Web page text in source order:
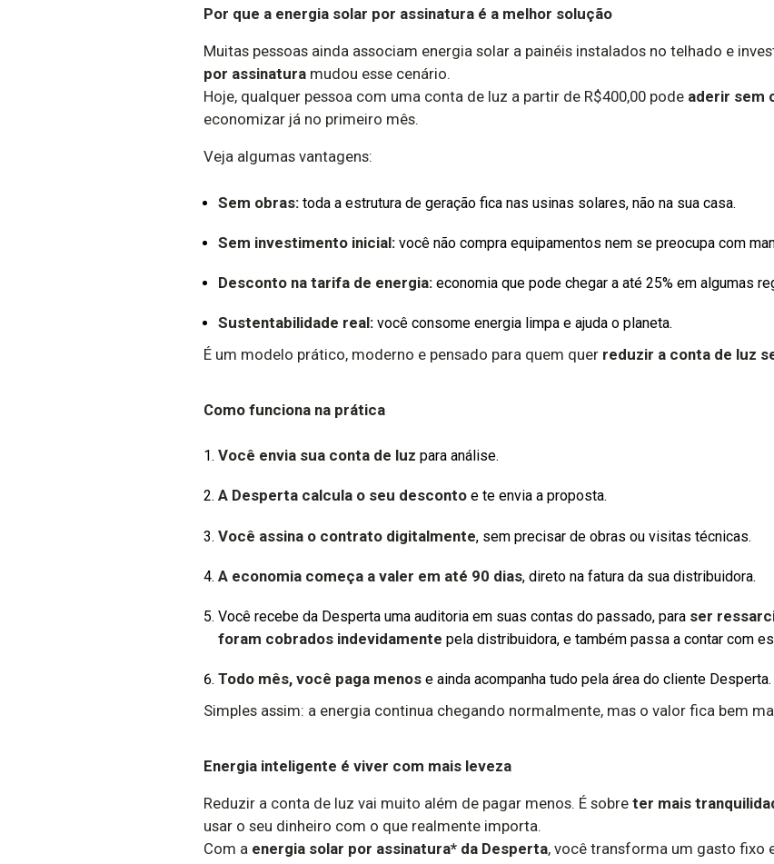
Por que a energia solar por assinatura é a melhor solução
Muitas pessoas ainda associam energia solar a painéis instalados no telhado e
por assinatura mudou esse cenário.
Hoje, qualquer pessoa com uma conta de luz a partir de R$400,00 pode aderir sem
economizar já no primeiro mês.
Veja algumas vantagens:
Sem obras: toda a estrutura de geração fica nas usinas solares, não na sua casa.
Sem investimento inicial: você não compra equipamentos nem se preocupa com
Desconto na tarifa de energia: economia que pode chegar a até 25% em algumas
Sustentabilidade real: você consome energia limpa e ajuda o planeta.
É um modelo prático, moderno e pensado para quem quer reduzir a conta de luz
Como funciona na prática
Você envia sua conta de luz para análise.
A Desperta calcula o seu desconto e te envia a proposta.
Você assina o contrato digitalmente, sem precisar de obras ou visitas técnicas.
A economia começa a valer em até 90 dias, direto na fatura da sua distribuidora.
Você recebe da Desperta uma auditoria em suas contas do passado, para ser
foram cobrados indevidamente pela distribuidora, e também passa a contar com
Todo mês, você paga menos e ainda acompanha tudo pela área do cliente Desperta.
Simples assim: a energia continua chegando normalmente, mas o valor fica bem
Energia inteligente é viver com mais leveza
Reduzir a conta de luz vai muito além de pagar menos. É sobre ter mais
usar o seu dinheiro com o que realmente importa.
Com a energia solar por assinatura* da Desperta, você transforma um gasto fixo